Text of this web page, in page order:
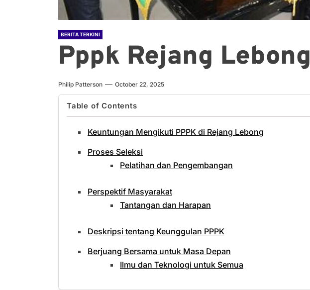
BERITA TERKINI
Pppk Rejang Lebong
Philip Patterson October 22, 2025
Table of Contents
Keuntungan Mengikuti PPPK di Rejang Lebong
Proses Seleksi
Pelatihan dan Pengembangan
Perspektif Masyarakat
Tantangan dan Harapan
Deskripsi tentang Keunggulan PPPK
Berjuang Bersama untuk Masa Depan
Ilmu dan Teknologi untuk Semua